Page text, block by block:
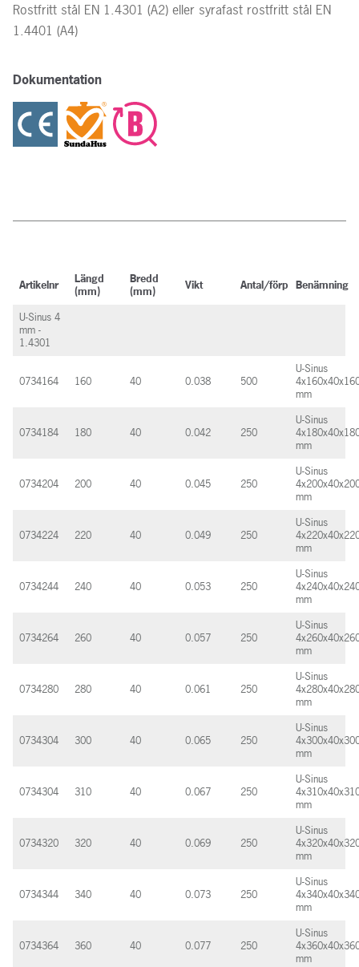
Rostfritt stål EN 1.4301 (A2) eller syrafast rostfritt stål EN
1.4401 (A4)
Dokumentation
Artikelnr
Längd
(mm)
Bredd
(mm)
Vikt Antal/förp Benämning
U-Sinus 4
mm -
1.4301
0734164 160 40 0.038 500
U-Sinus
mm
0734184 180 40 0.042 250
U-Sinus
mm
0734204 200 40 0.045 250
U-Sinus
mm
0734224 220 40 0.049 250
U-Sinus
mm
0734244 240 40 0.053 250
U-Sinus
mm
0734264 260 40 0.057 250
U-Sinus
mm
0734280 280 40 0.061 250
U-Sinus
mm
0734304 300 40 0.065 250
U-Sinus
mm
0734304 310 40 0.067 250
U-Sinus
mm
0734320 320 40 0.069 250
U-Sinus
mm
0734344 340 40 0.073 250
U-Sinus
mm
0734364 360 40 0.077 250
U-Sinus
mm